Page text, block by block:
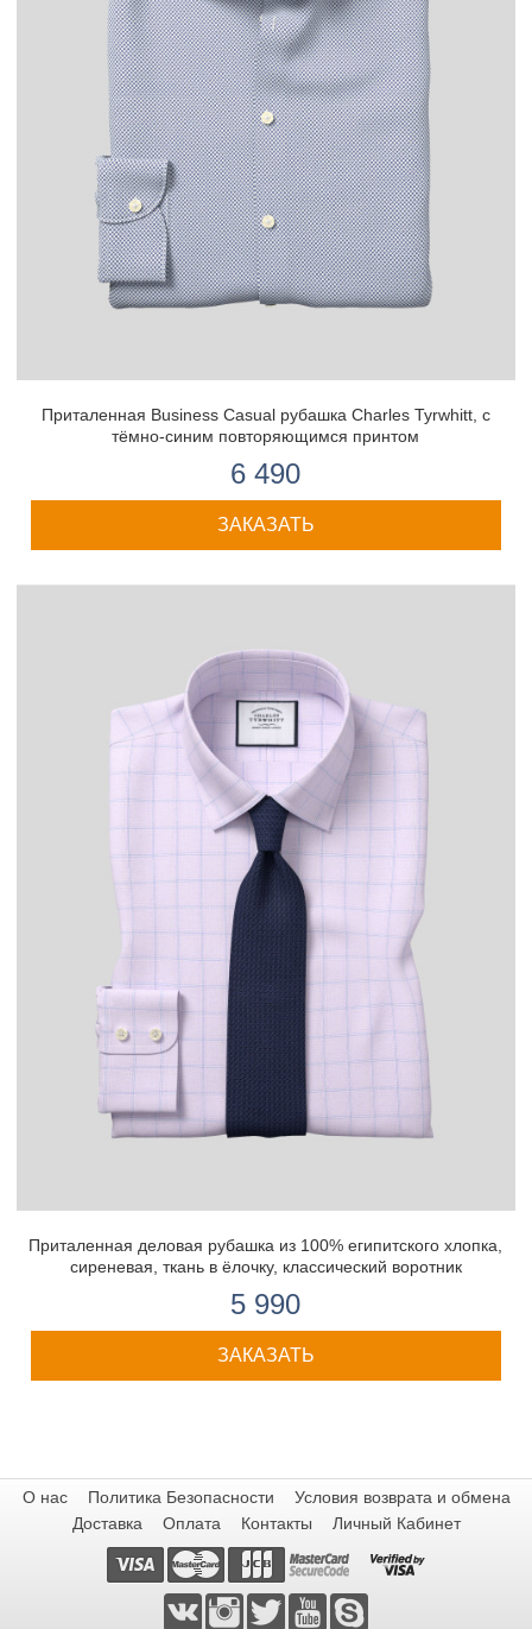
Приталенная Business Casual рубашка Charles Tyrwhitt, с
тёмно-синим повторяющимся принтом
6 490
ЗАКАЗАТЬ
Приталенная деловая рубашка из 100% египитского хлопка,
сиреневая, ткань в ёлочку, классический воротник
5 990
ЗАКАЗАТЬ
О нас Политика Безопасности
Условия возврата и обмена
Доставка
Оплата Контакты Личный Кабинет